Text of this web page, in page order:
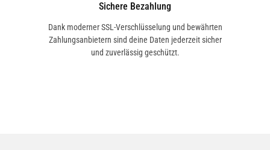
Sichere Bezahlung
Dank moderner SSL-Verschlüsselung und bewährten
Zahlungsanbietern sind deine Daten jederzeit sicher
und zuverlässig geschützt.